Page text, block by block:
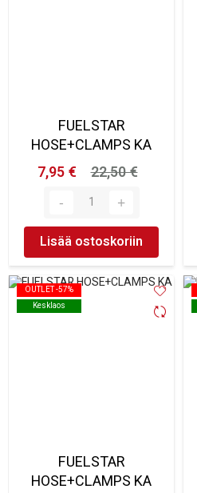
FUELSTAR
HOSE+CLAMPS KA
7,95 €
22,50 €
Lisää ostoskoriin
OUTLET -57%
Kesklaos
OUTLET -57%
Kesklaos
FUELSTAR
HOSE+CLAMPS KA